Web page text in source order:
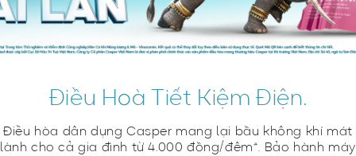
Điều Hoà Tiết Kiệm Điện.
Điều hòa dân dụng Casper mang lại bầu không khí mát
lành cho cả gia đình từ 4.000 đồng/đêm*. Bảo hành máy